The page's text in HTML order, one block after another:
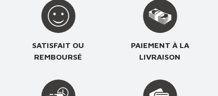
SATISFAIT OU
REMBOURSÉ
PAIEMENT À LA
LIVRAISON